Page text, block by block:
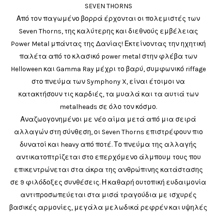
SEVEN THORNS
Από τον παγωμένο βορρά έρχονται οι πολεμιστές των
Seven Thorns, της καλύτερης και διεθνούς εμβέλειας
Power Metal μπάντας της Δανίας! Εκτείνοντας την ηχητική
παλέτα από το κλασικό power metal στην φλέβα των
Helloween και Gamma Ray μέχρι το βαρύ, συμφωνικό riffage
στο πνεύμα των Symphony X, είναι έτοιμοι να
κατακτήσουν τις καρδιές, τα μυαλά και τα αυτιά των
metalheads σε όλο τον κόσμο.
Αναζωογονημένοι με νέο αίμα μετά από μια σειρά
αλλαγών στη σύνθεση, οι Seven Thorns επιστρέφουν πιο
δυνατοί και heavy από ποτέ. Το πνεύμα της αλλαγής
αντικατοπτρίζεται στο επερχόμενο άλμπουμ τους που
επικεντρώνεται στα άκρα της ανθρώπινης κατάστασης
σε 9 φιλόδοξες συνθέσεις. Η καθαρή ουτοπική ευδαιμονία
αντιπροσωπεύεται στα μισά τραγούδια με ισχυρές
βασικές αρμονίες, μεγάλα μελωδικά ρεφρέν και υψηλές